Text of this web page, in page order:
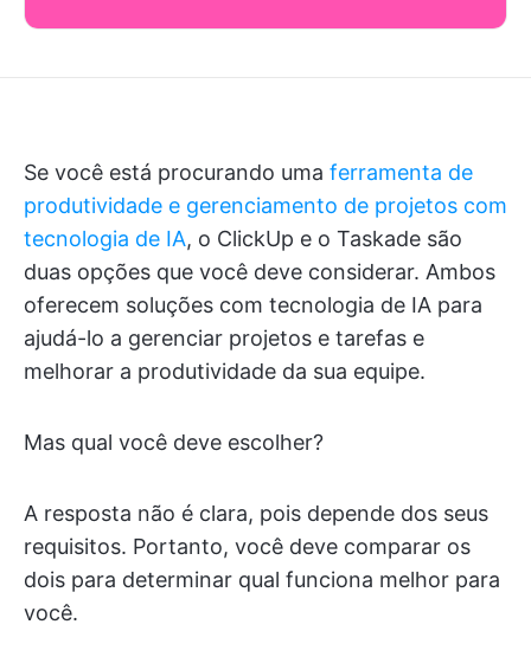
Se você está procurando uma ferramenta de
produtividade e gerenciamento de projetos com
tecnologia de IA, o ClickUp e o Taskade são
duas opções que você deve considerar. Ambos
oferecem soluções com tecnologia de IA para
ajudá-lo a gerenciar projetos e tarefas e
melhorar a produtividade da sua equipe.
Mas qual você deve escolher?
A resposta não é clara, pois depende dos seus
requisitos. Portanto, você deve comparar os
dois para determinar qual funciona melhor para
você.